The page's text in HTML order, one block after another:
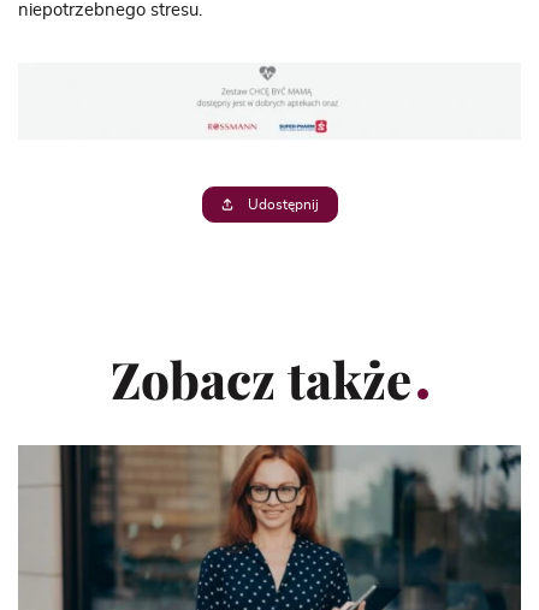
niepotrzebnego stresu.
Udostępnij
Zobacz także